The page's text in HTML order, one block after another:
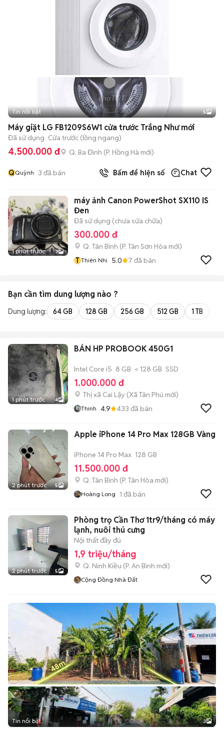
Tin nổi bật 5
Máy giặt LG FB1209S6W1 cửa trước Trắng Như mới
Đã sử dụng Cửa trước (lồng ngang)
4.500.000 đ Q. Ba Đình (P. Hồng Hà mới)
QQuỳnh 3 đã bán Bấm để hiện số Chat
1 phút trước 3
máy ảnh Canon PowerShot SX110 IS
Đen
Đã sử dụng (chưa sửa chữa)
300.000 đ
Q. Tân Bình (P. Tân Sơn Hòa mới)
T Thiên Nhi 5.0 7 đã bán
Bạn cần tìm dung lượng nào ?
Dung lượng: 64 GB 128 GB 256 GB 512 GB 1 TB
1 phút trước 4
BÁN HP PROBOOK 450G1
Intel Core i5 8 GB < 128 GB SSD
1.000.000 đ
Thị xã Cai Lậy (Xã Tân Phú mới)
Thinh 4.9 433 đã bán
2 phút trước 5
Apple iPhone 14 Pro Max 128GB Vàng
iPhone 14 Pro Max 128 GB
11.500.000 đ
Q. Tân Bình (P. Tân Hòa mới)
Hoàng Long 1 đã bán
2 phút trước 5
Phòng trọ Cần Thơ 1tr9/tháng có máy
lạnh, nuôi thú cưng
Nội thất đầy đủ
1,9 triệu/tháng
Q. Ninh Kiều (P. An Bình mới)
Cộng Đồng Nhà Đất
Tin nổi bật 3